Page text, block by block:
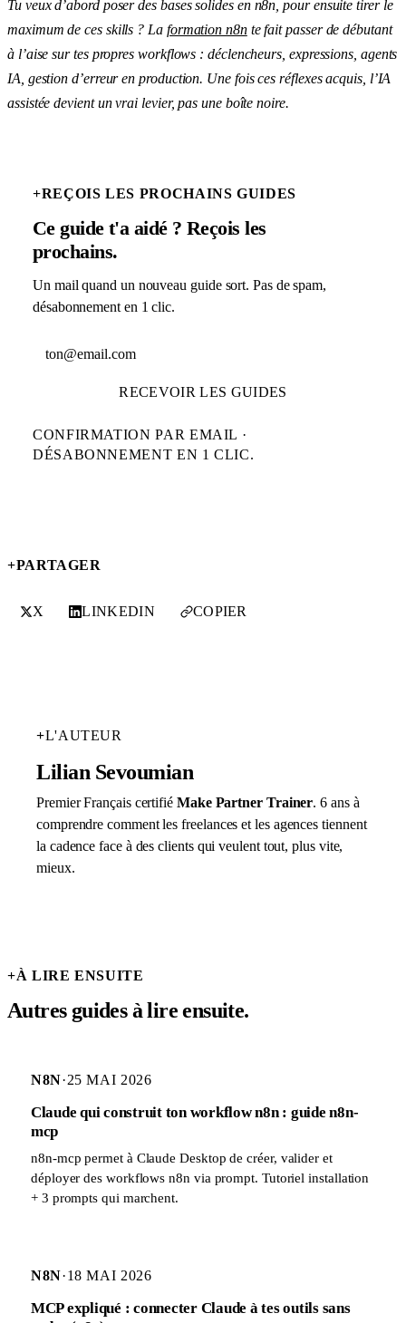
Tu veux d’abord poser des bases solides en n8n, pour ensuite tirer le
maximum de ces skills ? La formation n8nte fait passer de débutant
à l’aise sur tes propres workflows : déclencheurs, expressions, agents
IA, gestion d’erreur en production. Une fois ces réflexes acquis, l’IA
assistée devient un vrai levier, pas une boîte noire.
+REÇOIS LES PROCHAINS GUIDES
Ce guide t'a aidé ? Reçois les
prochains.
Un mail quand un nouveau guide sort. Pas de spam,
désabonnement en 1 clic.
RECEVOIR LES GUIDES
CONFIRMATION PAR EMAIL ·
DÉSABONNEMENT EN 1 CLIC.
+PARTAGER
X LINKEDIN COPIER
+L'AUTEUR
Lilian Sevoumian
Premier Français certifié Make Partner Trainer. 6 ans à
comprendre comment les freelances et les agences tiennent
la cadence face à des clients qui veulent tout, plus vite,
mieux.
+À LIRE ENSUITE
Autres guides à lire ensuite.
N8N·25 MAI 2026
Claude qui construit ton workflow n8n : guide n8n-
mcp
n8n-mcp permet à Claude Desktop de créer, valider et
déployer des workflows n8n via prompt. Tutoriel installation
+ 3 prompts qui marchent.
N8N·18 MAI 2026
MCP expliqué : connecter Claude à tes outils sans